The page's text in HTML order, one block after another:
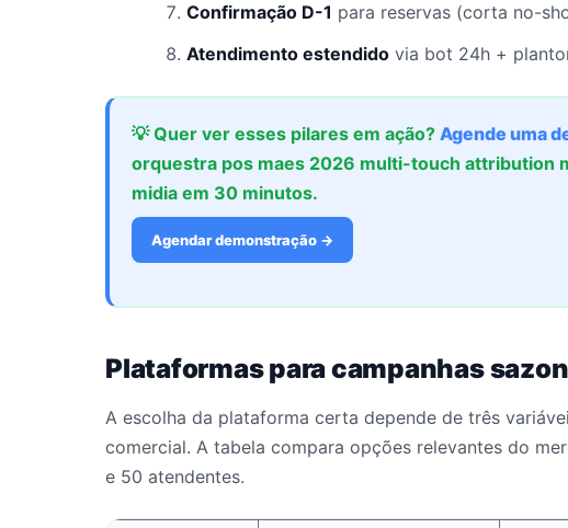
Confirmação D-1 para reservas (corta no-
Atendimento estendido via bot 24h +
💡 Quer ver esses pilares em ação? Agende uma
orquestra pos maes 2026 multi-touch attribution
midia em 30 minutos.
Agendar demonstração →
Plataformas para campanhas
A escolha da plataforma certa depende de três
comercial. A tabela compara opções relevantes do
e 50 atendentes.